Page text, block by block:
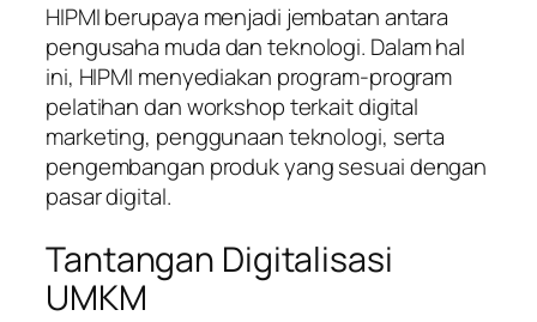
HIPMI berupaya menjadi jembatan antara
pengusaha muda dan teknologi. Dalam hal
ini, HIPMI menyediakan program-program
pelatihan dan workshop terkait digital
marketing, penggunaan teknologi, serta
pengembangan produk yang sesuai dengan
pasar digital.
Tantangan Digitalisasi
UMKM